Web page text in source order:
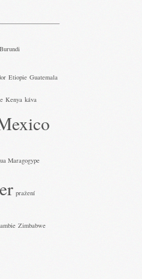
Burundi
Etiopie Guatemala
Kenya káva
Maragogype
pražení
Zimbabwe